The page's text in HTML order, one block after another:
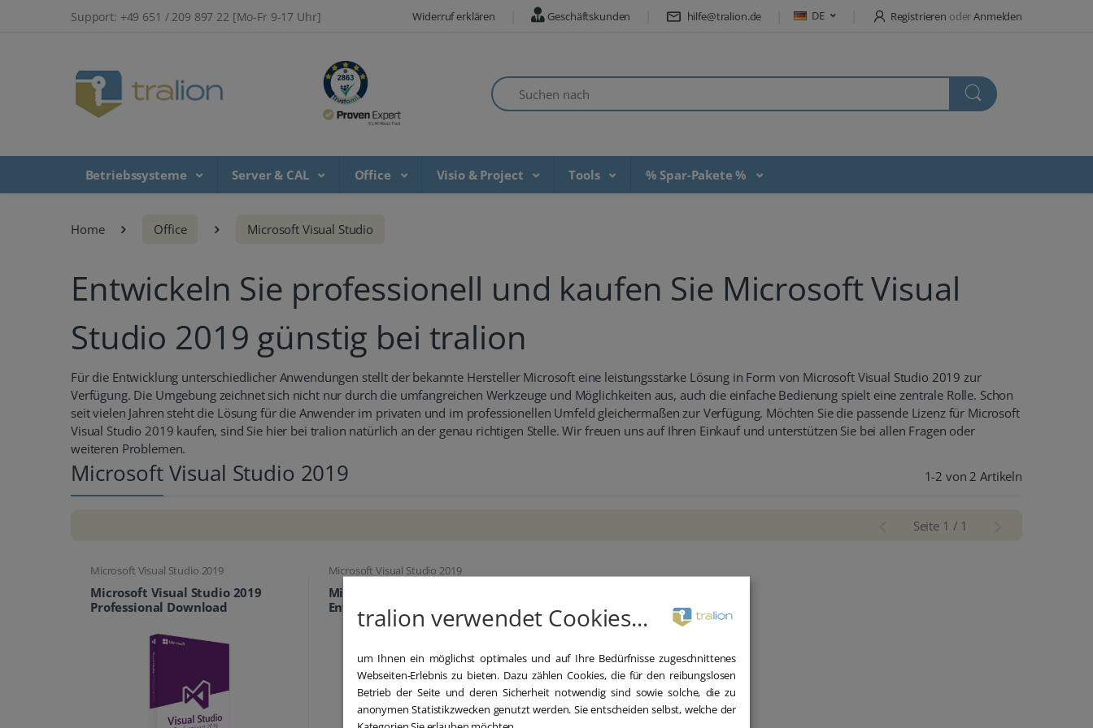
Support: +49 651 / 209 897 22 [Mo-Fr 9-17 Uhr] Widerruf erklären Geschäftskunden hilfe@tralion.de DE Registrieren oderAnmelden
Suchen nach
Betriebssysteme Server & CAL Office Visio & Project Tools % Spar-Pakete %
Home Office Microsoft Visual Studio
Entwickeln Sie professionell und kaufen Sie Microsoft Visual
Studio 2019 günstig bei tralion
Für die Entwicklung unterschiedlicher Anwendungen stellt der bekannte Hersteller Microsoft eine leistungsstarke Lösung in Form von Microsoft Visual Studio 2019 zur
Verfügung. Die Umgebung zeichnet sich nicht nur durch die umfangreichen Werkzeuge und Möglichkeiten aus, auch die einfache Bedienung spielt eine zentrale Rolle. Schon
seit vielen Jahren steht die Lösung für die Anwender im privaten und im professionellen Umfeld gleichermaßen zur Verfügung. Möchten Sie die passende Lizenz für Microsoft
Visual Studio 2019 kaufen, sind Sie hier bei tralion natürlich an der genau richtigen Stelle. Wir freuen uns auf Ihren Einkauf und unterstützen Sie bei allen Fragen oder
weiteren Problemen.
Microsoft Visual Studio 2019 1-2 von 2 Artikeln
Seite 1 / 1
Microsoft Visual Studio 2019
Microsoft Visual Studio 2019
Professional Download
Microsoft Visual Studio 2019
Microsoft Visual Studio 2019
Enterprise Download
tralion verwendet Cookies...
um Ihnen ein möglichst optimales und auf Ihre Bedürfnisse zugeschnittenes
Webseiten-Erlebnis zu bieten. Dazu zählen Cookies, die für den reibungslosen
Betrieb der Seite und deren Sicherheit notwendig sind sowie solche, die zu
anonymen Statistikzwecken genutzt werden. Sie entscheiden selbst, welche der